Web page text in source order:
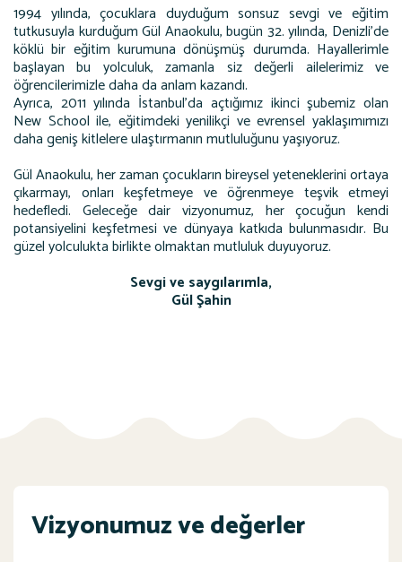
1994 yılında, çocuklara duyduğum sonsuz sevgi ve eğitim
tutkusuyla kurduğum Gül Anaokulu, bugün 32. yılında, Denizli’de
köklü bir eğitim kurumuna dönüşmüş durumda. Hayallerimle
başlayan bu yolculuk, zamanla siz değerli ailelerimiz ve
öğrencilerimizle daha da anlam kazandı.
Ayrıca, 2011 yılında İstanbul’da açtığımız ikinci şubemiz olan
New School ile, eğitimdeki yenilikçi ve evrensel yaklaşımımızı
daha geniş kitlelere ulaştırmanın mutluluğunu yaşıyoruz.
Gül Anaokulu, her zaman çocukların bireysel yeteneklerini ortaya
çıkarmayı, onları keşfetmeye ve öğrenmeye teşvik etmeyi
hedefledi. Geleceğe dair vizyonumuz, her çocuğun kendi
potansiyelini keşfetmesi ve dünyaya katkıda bulunmasıdır. Bu
güzel yolculukta birlikte olmaktan mutluluk duyuyoruz.
Sevgi ve saygılarımla,
Gül Şahin
Vizyonumuz ve değerler